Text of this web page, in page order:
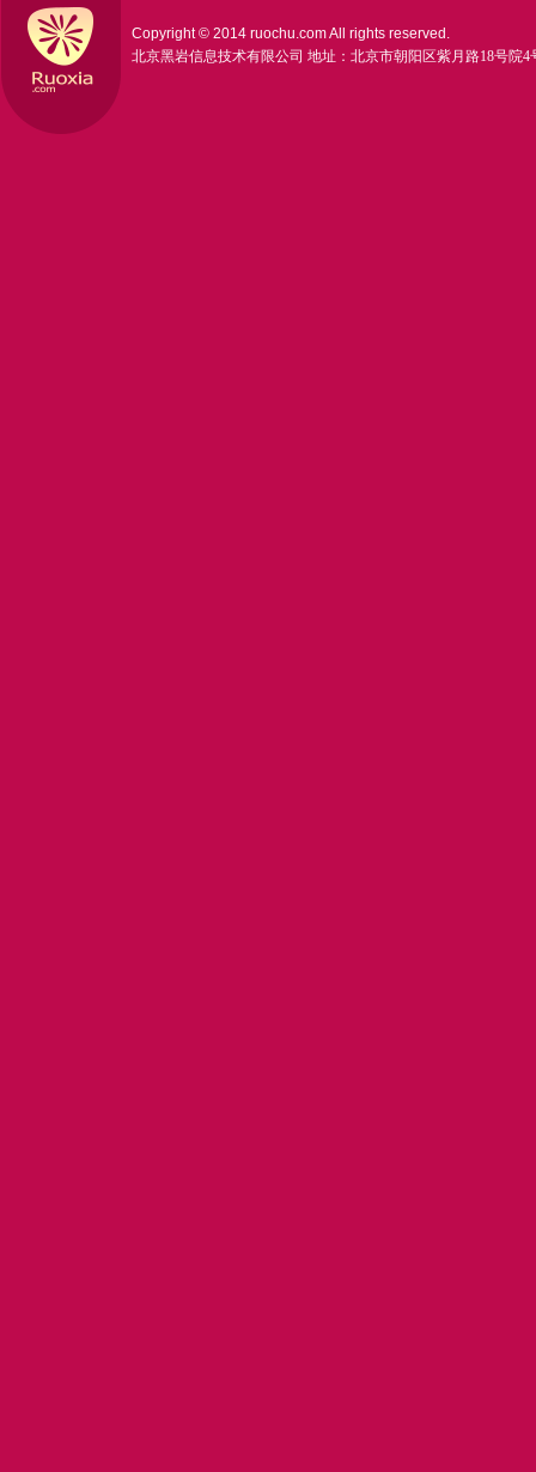
Copyright © 2014 ruochu.com All rights reserved.
北京黑岩信息技术有限公司 地址：北京市朝阳区紫月路18号院4